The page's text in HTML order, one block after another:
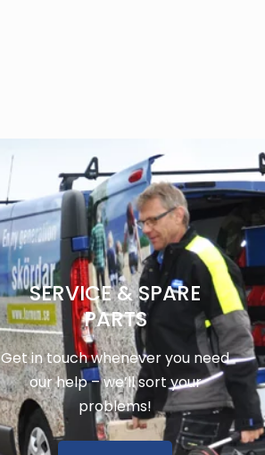
SERVICE & SPARE
PARTS
Get in touch whenever you need
our help – we’ll sort your
problems!